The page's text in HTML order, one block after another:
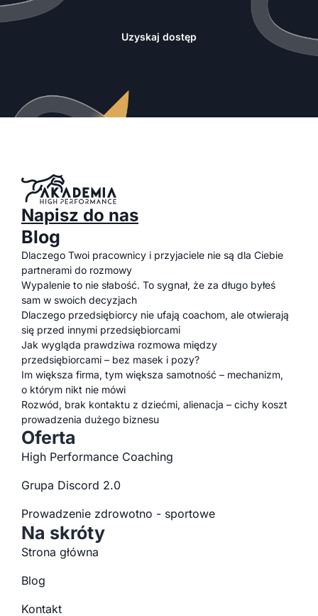
Uzyskaj dostęp
Napisz do nas
Blog
Dlaczego Twoi pracownicy i przyjaciele nie są dla Ciebie
partnerami do rozmowy
Wypalenie to nie słabość. To sygnał, że za długo byłeś
sam w swoich decyzjach
Dlaczego przedsiębiorcy nie ufają coachom, ale otwierają
się przed innymi przedsiębiorcami
Jak wygląda prawdziwa rozmowa między
przedsiębiorcami – bez masek i pozy?
Im większa firma, tym większa samotność – mechanizm,
o którym nikt nie mówi
Rozwód, brak kontaktu z dziećmi, alienacja – cichy koszt
prowadzenia dużego biznesu
Oferta
High Performance Coaching
Grupa Discord 2.0
Prowadzenie zdrowotno - sportowe
Na skróty
Strona główna
Blog
Kontakt